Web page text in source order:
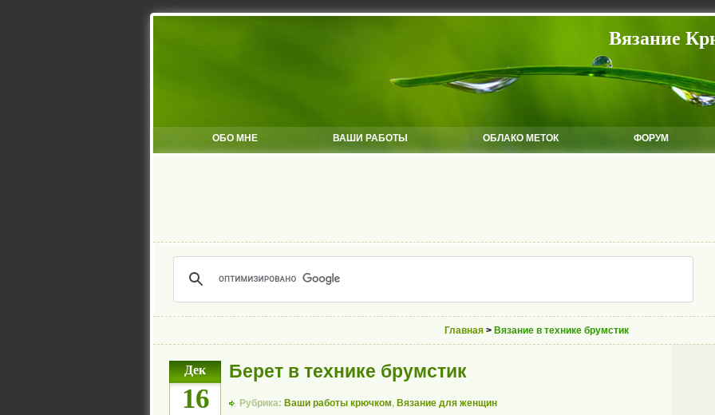
Вязание
ОБО МНЕ ВАШИ РАБОТЫ ОБЛАКО МЕТОК ФОРУМ
Главная> Вязание в технике брумстик
Дек
16
Берет в технике брумстик
Рубрика: Ваши работы крючком, Вязание для женщин